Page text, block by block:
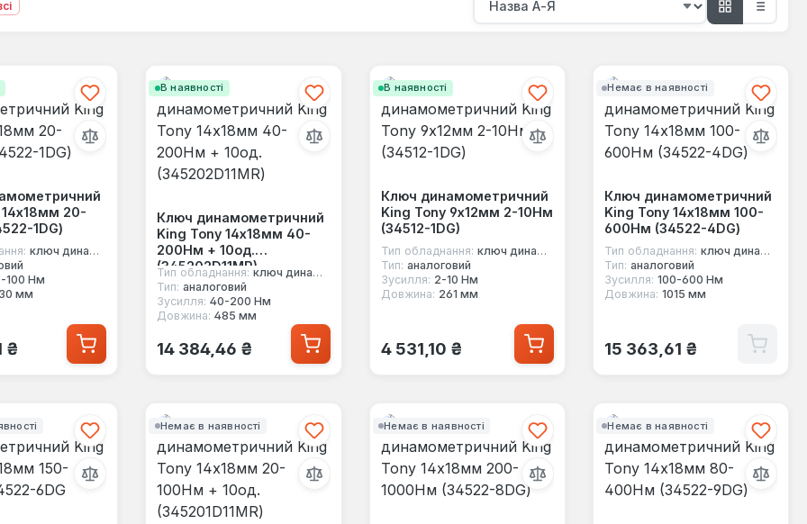
20-
1DG)
ключ динамометричний під насадки
100 Нм
мм
₴
В наявності
Ключ динамометричний
King Tony 14х18мм 40-
200Нм + 10од.
(345202D11MR)
Тип обладнання: ключ динамометричний під насадки
Тип: аналоговий
Зусилля: 40-200 Нм
Довжина: 485 мм
Звичайна ціна:
14 384,46 ₴
В наявності
Ключ динамометричний
King Tony 9х12мм 2-10Нм
(34512-1DG)
Тип обладнання: ключ динамометричний під насадки
Тип: аналоговий
Зусилля: 2-10 Нм
Довжина: 261 мм
Звичайна ціна:
4 531,10 ₴
Немає в наявності
Ключ динамометричний
King Tony 14х18мм 100-
600Нм (34522-4DG)
Тип обладнання: ключ динамометричний під насадки
Тип: аналоговий
Зусилля: 100-600 Нм
Довжина: 1015 мм
Звичайна ціна:
15 363,61 ₴
Немає в наявності Немає в наявності Немає в наявності